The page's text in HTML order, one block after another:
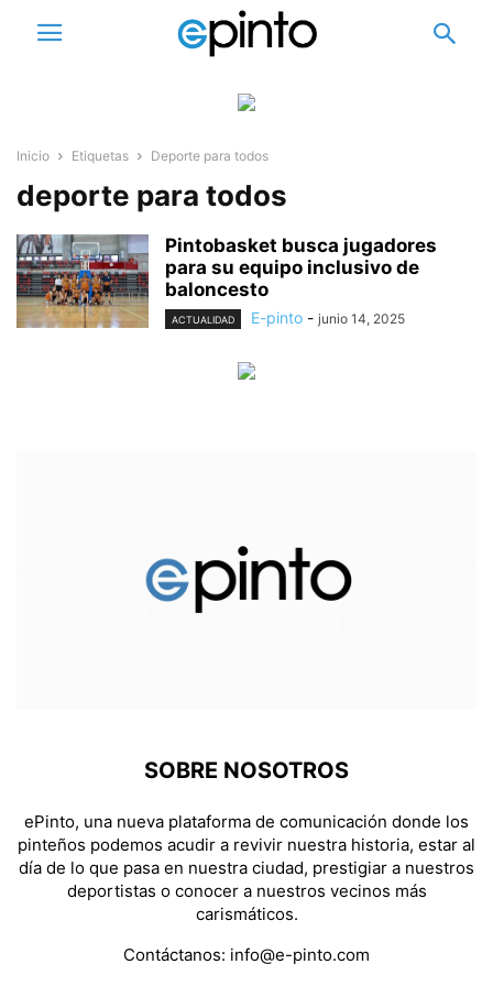
Inicio Etiquetas Deporte para todos
deporte para todos
Pintobasket busca jugadores
para su equipo inclusivo de
baloncesto
ACTUALIDAD E-pinto - junio 14, 2025
SOBRE NOSOTROS
ePinto, una nueva plataforma de comunicación donde los
pinteños podemos acudir a revivir nuestra historia, estar al
día de lo que pasa en nuestra ciudad, prestigiar a nuestros
deportistas o conocer a nuestros vecinos más
carismáticos.
Contáctanos: info@e-pinto.com